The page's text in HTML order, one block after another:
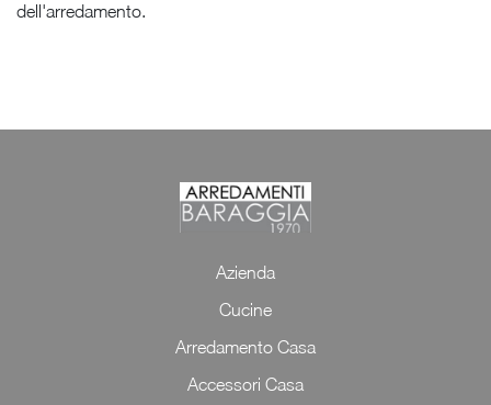
dell'arredamento.
Azienda
Cucine
Arredamento Casa
Accessori Casa